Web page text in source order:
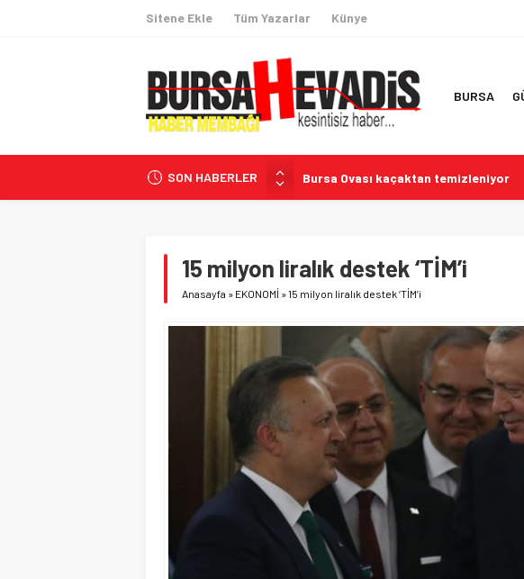
Sitene Ekle Tüm Yazarlar Künye
BURSA
SON HABERLER
Bursa Ovası kaçaktan temizleniyor
Harmancık yollarına Büyükşehir
Demirtaş’ta minik yüzücülerin
Mustafa Keser Bursa’yı büyüledi
15 milyon liralık destek ‘TİM’i
Anasayfa » EKONOMİ »15 milyon liralık destek ‘TİM’i